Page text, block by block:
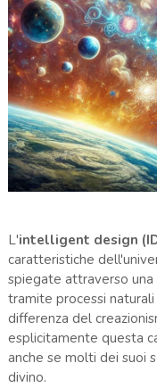
L'intelligent design
caratteristiche
spiegate attraverso
tramite processi
differenza del
esplicitamente questa
anche se molti dei suoi
divino.